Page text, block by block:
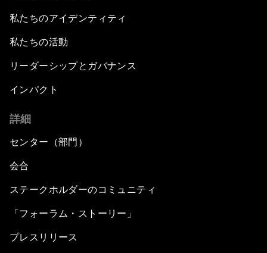
私たちのアイデンティティ
私たちの活動
リーダーシップとガバナンス
インパクト
詳細
センター（部門）
会合
ステークホルダーのコミュニティ
「フォーラム・ストーリー」
プレスリリース